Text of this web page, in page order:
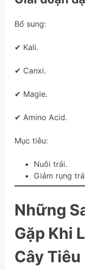
Bổ sung:
✔ Kali.
✔ Canxi.
✔ Magie.
✔ Amino Acid.
Mục tiêu:
Nuôi trái.
Giảm rụng
Những
Gặp Khi
Cây Tiêu